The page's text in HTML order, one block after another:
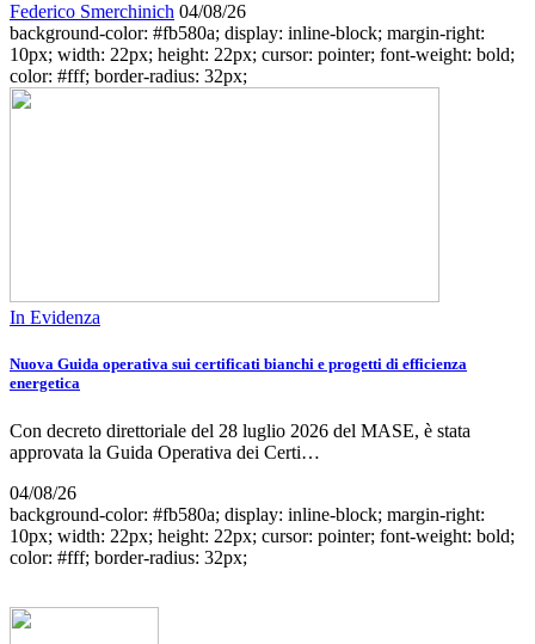
Federico Smerchinich 04/08/26
background-color: #fb580a; display: inline-block; margin-right:
10px; width: 22px; height: 22px; cursor: pointer; font-weight: bold;
color: #fff; border-radius: 32px;
In Evidenza
Nuova Guida operativa sui certificati bianchi e progetti di efficienza
energetica
Con decreto direttoriale del 28 luglio 2026 del MASE, è stata
approvata la Guida Operativa dei Certi…
04/08/26
background-color: #fb580a; display: inline-block; margin-right:
10px; width: 22px; height: 22px; cursor: pointer; font-weight: bold;
color: #fff; border-radius: 32px;